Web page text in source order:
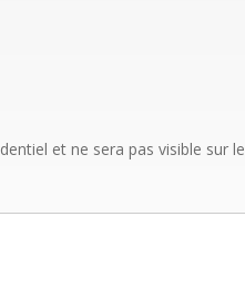
et ne sera pas visible sur le